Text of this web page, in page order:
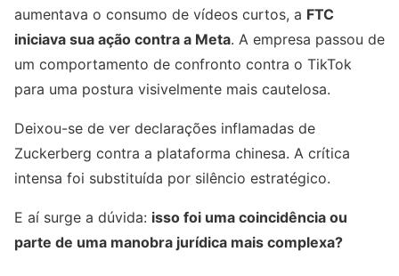
aumentava o consumo de vídeos curtos, a FTC
iniciava sua ação contra a Meta. A empresa passou de
um comportamento de confronto contra o TikTok
para uma postura visivelmente mais cautelosa.
Deixou-se de ver declarações inflamadas de
Zuckerberg contra a plataforma chinesa. A crítica
intensa foi substituída por silêncio estratégico.
E aí surge a dúvida: isso foi uma coincidência ou
parte de uma manobra jurídica mais complexa?